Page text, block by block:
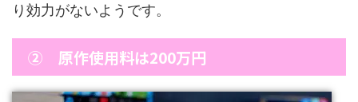
り効力がないようです。
② 原作使用料は200万円